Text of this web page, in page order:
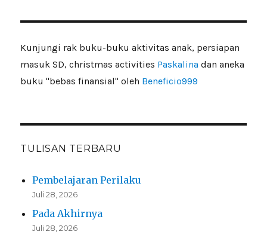
Kunjungi rak buku-buku aktivitas anak, persiapan
masuk SD, christmas activities Paskalinadan aneka
buku "bebas finansial" oleh Beneficio999
TULISAN TERBARU
Pembelajaran Perilaku
Juli 28, 2026
Pada Akhirnya
Juli 28, 2026